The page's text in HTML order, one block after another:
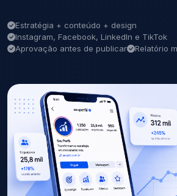
Estratégia + conteúdo + design
Instagram, Facebook, LinkedIn e TikTok
Aprovação antes de publicar
Relatório